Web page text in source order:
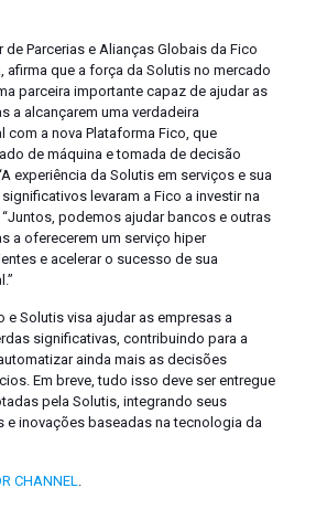
Parcerias e Alianças Globais da Fico
afirma que a força da Solutis no mercado
parceira importante capaz de ajudar as
a alcançarem uma verdadeira
com a nova Plataforma Fico, que
de máquina e tomada de decisão
experiência da Solutis em serviços e sua
levaram a Fico a investir na
“Juntos, podemos ajudar bancos e outras
a oferecerem um serviço hiper
e acelerar o sucesso de sua
e Solutis visa ajudar as empresas a
significativas, contribuindo para a
ainda mais as decisões
Em breve, tudo isso deve ser entregue
pela Solutis, integrando seus
e inovações baseadas na tecnologia da
CHANNEL